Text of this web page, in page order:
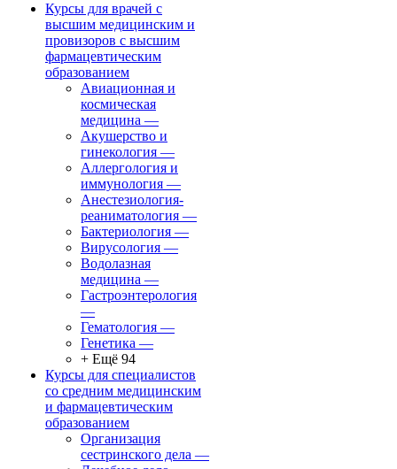
Курсы для врачей с
высшим медицинским и
провизоров с высшим
фармацевтическим
образованием
Авиационная и
космическая
медицина —
Акушерство и
гинекология —
Аллергология и
иммунология —
Анестезиология-
реаниматология —
Бактериология —
Вирусология —
Водолазная
медицина —
Гастроэнтерология
—
Гематология —
Генетика —
+ Ещё 94
Курсы для специалистов
со средним медицинским
и фармацевтическим
образованием
Организация
сестринского дела —